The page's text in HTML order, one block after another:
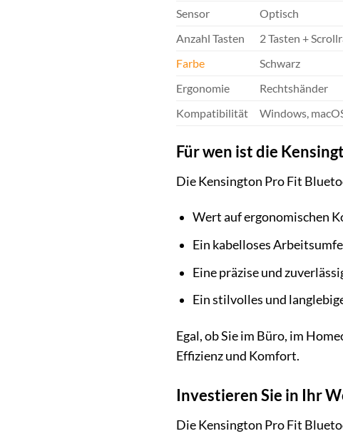
Sensor
Optisch
Anzahl Tasten
2 Tasten +
Farbe
Schwarz
Ergonomie
Rechtshänder
Kompatibilität
Windows,
Für wen ist die
Die Kensington Pro Fit
Wert auf ergonomischen
Ein kabelloses
Eine präzise und
Ein stilvolles und
Egal, ob Sie im Büro, im
Effizienz und Komfort.
Investieren Sie in Ihr
Die Kensington Pro Fit